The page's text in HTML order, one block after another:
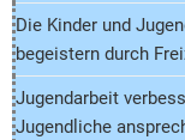
Die Kinder und
begeistern durch
Jugendarbeit
Jugendliche